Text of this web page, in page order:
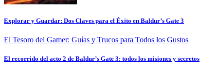
Explorar y Guardar: Dos Claves para el Éxito en Baldur’s Gate 3
El Tesoro del Gamer: Guías y Trucos para Todos los Gustos
El recorrido del acto 2 de Baldur’s Gate 3: todos los misiones y secretos